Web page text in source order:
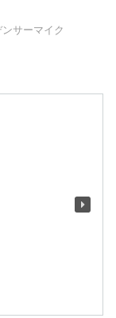
ンサーマイク